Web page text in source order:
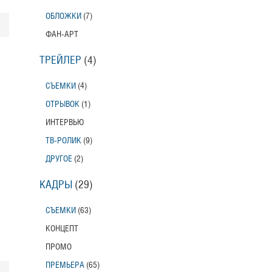
ОБЛОЖКИ (7)
ФАН-АРТ
ТРЕЙЛЕР (4)
СЪЕМКИ (4)
ОТРЫВОК (1)
ИНТЕРВЬЮ
ТВ-РОЛИК (9)
ДРУГОЕ (2)
КАДРЫ (29)
СЪЕМКИ (63)
КОНЦЕПТ
ПРОМО
ПРЕМЬЕРА (65)